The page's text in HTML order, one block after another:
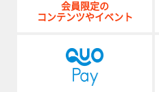
会員限定の
コンテンツやイベント